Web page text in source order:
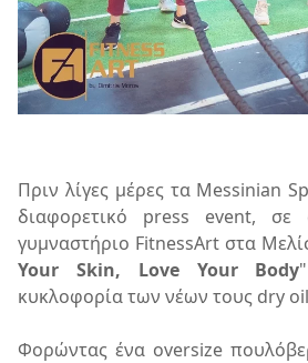
Πριν λίγες μέρες τα Messinian
διαφορετικό press event, σε
γυμναστήριο FitnessArt στα
Your Skin, Love Your Body
κυκλοφορία των νέων τους dry
Φορώντας ένα oversize